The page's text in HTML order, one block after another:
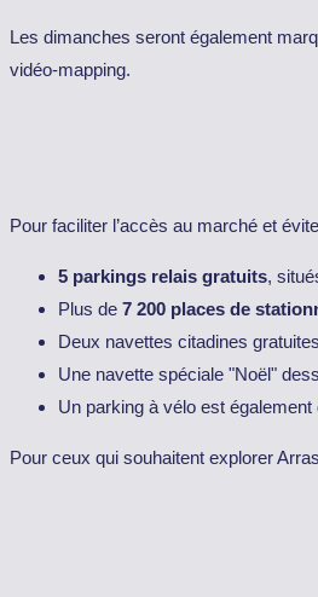
Les dimanches seront également
vidéo-mapping.
Pour faciliter l’accès au marché et
5 parkings relais gratuits,
Plus de 7 200 places de
Deux navettes citadines
Une navette spéciale "Noël"
Un parking à vélo est
Pour ceux qui souhaitent explorer